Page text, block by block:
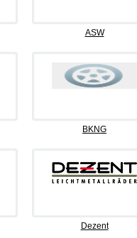
ASW
BKNG
Dezent